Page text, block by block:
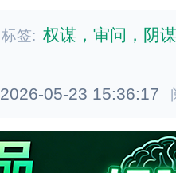
标签: 权谋，审问，阴
2026-05-23 15:36:17